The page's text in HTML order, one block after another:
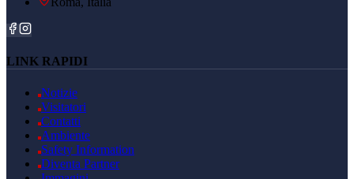
LINK RAPIDI
Notizie
Visitatori
Contatti
Ambiente
Safety Information
Diventa Partner